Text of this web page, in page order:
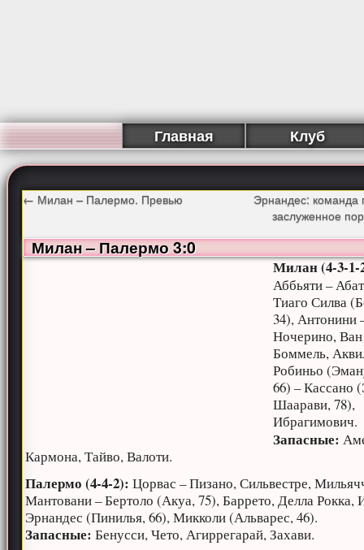
Главная Клуб
← Милан – Палермо. Превью
Эрнандес: команда
заслуженное
Милан – Палермо 3:0
Милан (4-3-1-
Аббьяти –
Тиаго Силва
34), Антонини
Ночерино, Ван
Боммель,
Робиньо
66) – Кассано
Шаарави, 78),
Ибрагимович.
Запасные:
Кармона, Тайво, Валоти.
Палермо (4-4-2): Цорвас – Пизано, Сильвестре,
Мантовани – Бертоло (Акуа, 75), Баррето, Делла Рокка,
Эрнандес (Пинилья, 66), Микколи (Альварес, 46).
Запасные: Бенусси, Чето, Агиррегарай, Захави.